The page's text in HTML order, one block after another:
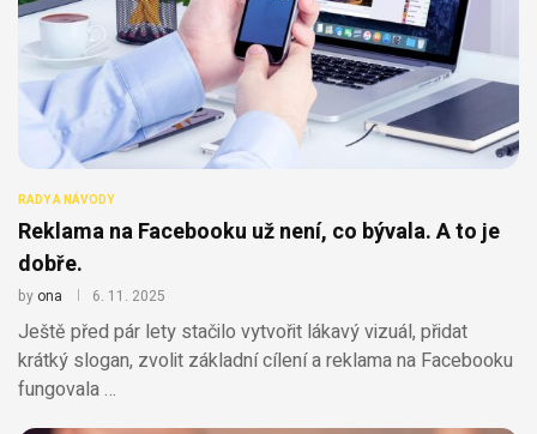
RADY A NÁVODY
Reklama na Facebooku už není, co bývala. A to je
dobře.
byona 6. 11. 2025
Ještě před pár lety stačilo vytvořit lákavý vizuál, přidat
krátký slogan, zvolit základní cílení a reklama na Facebooku
fungovala …